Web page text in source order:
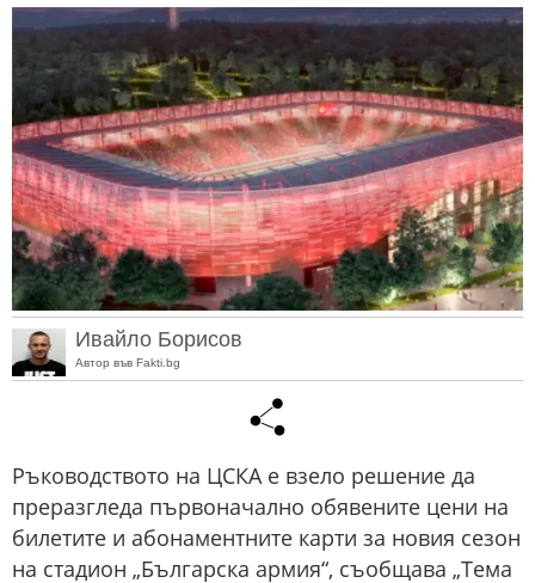
Ивайло Борисов
Автор във Fakti.bg
Ръководството на ЦСКА е взело решение да
преразгледа първоначално обявените цени на
билетите и абонаментните карти за новия сезон
на стадион „Българска армия“, съобщава „Тема